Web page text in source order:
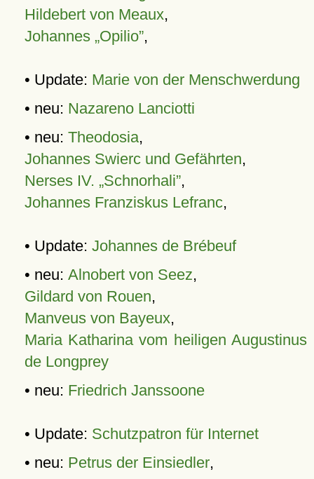
Hildebert von Meaux,
Johannes „Opilio”,
• Update: Marie von der Menschwerdung
• neu: Nazareno Lanciotti
• neu: Theodosia,
Johannes Swierc und Gefährten,
Nerses IV. „Schnorhali”,
Johannes Franziskus Lefranc,
• Update: Johannes de Brébeuf
• neu: Alnobert von Seez,
Gildard von Rouen,
Manveus von Bayeux,
Maria Katharina vom heiligen Augustinus
de Longprey
• neu: Friedrich Janssoone
• Update: Schutzpatron für Internet
• neu: Petrus der Einsiedler,